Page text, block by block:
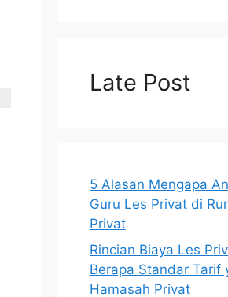
Late Post
5 Alasan Mengapa
Guru Les Privat di
Privat
Rincian Biaya Les
Berapa Standar Tarif
Hamasah Privat